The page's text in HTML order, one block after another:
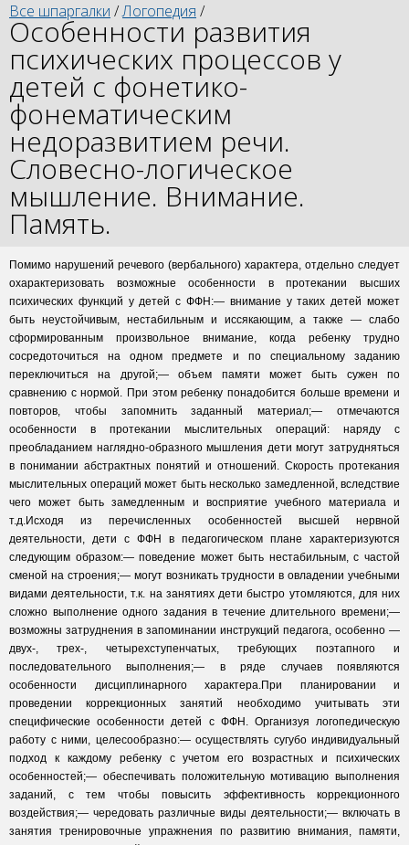
Все шпаргалки /Логопедия /
Особенности развития
психических процессов у
детей с фонетико-
фонематическим
недоразвитием речи.
Словесно-логическое
мышление. Внимание.
Память.
Помимо нарушений речевого (вербального) характера, отдельно следует
охарактеризовать возможные особенности в протекании высших
психических функций у детей с ФФН:— внимание у таких детей может
быть неустойчивым, нестабильным и иссякающим, а также — слабо
сформированным произвольное внимание, когда ребенку трудно
сосредоточиться на одном предмете и по специальному заданию
переключиться на другой;— объем памяти может быть сужен по
сравнению с нормой. При этом ребенку понадобится больше времени и
повторов, чтобы запомнить заданный материал;— отмечаются
особенности в протекании мыслительных операций: наряду с
преобладанием наглядно-образного мышления дети могут затрудняться
в понимании абстрактных понятий и отношений. Скорость протекания
мыслительных операций может быть несколько замедленной, вследствие
чего может быть замедленным и восприятие учебного материала и
т.д.Исходя из перечисленных особенностей высшей нервной
деятельности, дети с ФФН в педагогическом плане характеризуются
следующим образом:— поведение может быть нестабильным, с частой
сменой на строения;— могут возникать трудности в овладении учебными
видами деятельности, т.к. на занятиях дети быстро утомляются, для них
сложно выполнение одного задания в течение длительного времени;—
возможны затруднения в запоминании инструкций педагога, особенно —
двух-, трех-, четырехступенчатых, требующих поэтапного и
последовательного выполнения;— в ряде случаев появляются
особенности дисциплинарного характера.При планировании и
проведении коррекционных занятий необходимо учитывать эти
специфические особенности детей с ФФН. Организуя логопедическую
работу с ними, целесообразно:— осуществлять сугубо индивидуальный
подход к каждому ребенку с учетом его возрастных и психических
особенностей;— обеспечивать положительную мотивацию выполнения
заданий, с тем чтобы повысить эффективность коррекционного
воздействия;— чередовать различные виды деятельности;— включать в
занятия тренировочные упражнения по развитию внимания, памяти,